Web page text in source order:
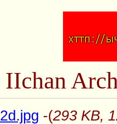
IIchan
-(293 KB,